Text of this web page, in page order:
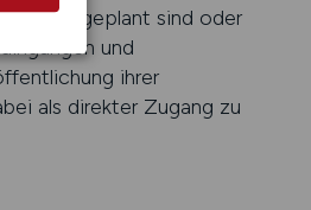
parallel geplant sind oder
und
ihrer
als direkter Zugang zu